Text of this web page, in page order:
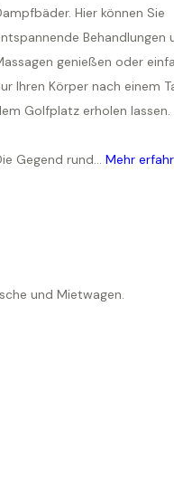
Hier können Sie
Behandlungen
genießen oder
Ihren Körper nach einem
Golfplatz erholen lassen.
Gegend rund... Mehr
und Mietwagen.